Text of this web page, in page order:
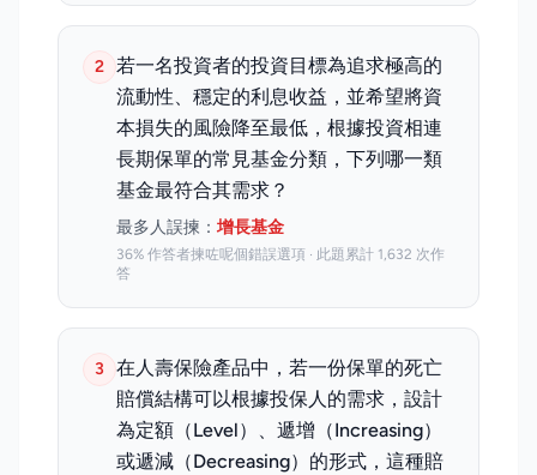
2 若一名投資者的投資目標為追求極高的
流動性、穩定的利息收益，並希望將資
本損失的風險降至最低，根據投資相連
長期保單的常見基金分類，下列哪一類
基金最符合其需求？
最多人誤揀： 增長基金
36% 作答者揀咗呢個錯誤選項 · 此題累計 1,632 次作
答
3
在人壽保險產品中，若一份保單的死亡
賠償結構可以根據投保人的需求，設計
為定額（Level）、遞增（Increasing）
或遞減（Decreasing）的形式，這種賠